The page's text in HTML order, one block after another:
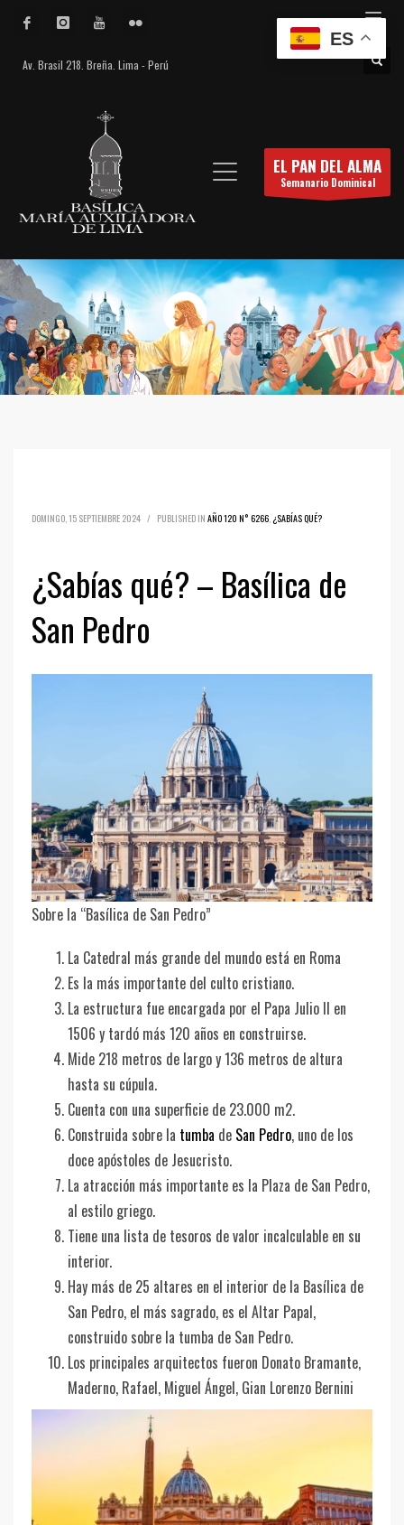
Av. Brasil 218. Breña. Lima - Perú
EL PAN DEL ALMA
Semanario Dominical
DOMINGO, 15 SEPTIEMBRE 2024 / PUBLISHED IN AÑO 120 N° 6266, ¿SABÍAS QUÉ?
¿Sabías qué? – Basílica de
San Pedro
Sobre la “Basílica de San Pedro”
La Catedral más grande del mundo está en Roma
Es la más importante del culto cristiano.
La estructura fue encargada por el Papa Julio II en
1506 y tardó más 120 años en construirse.
Mide 218 metros de largo y 136 metros de altura
hasta su cúpula.
Cuenta con una superficie de 23.000 m2.
Construida sobre la tumba de San Pedro, uno de los
doce apóstoles de Jesucristo.
La atracción más importante es la Plaza de San Pedro,
al estilo griego.
Tiene una lista de tesoros de valor incalculable en su
interior.
Hay más de 25 altares en el interior de la Basílica de
San Pedro, el más sagrado, es el Altar Papal,
construido sobre la tumba de San Pedro.
Los principales arquitectos fueron Donato Bramante,
Maderno, Rafael, Miguel Ángel, Gian Lorenzo Bernini
ES